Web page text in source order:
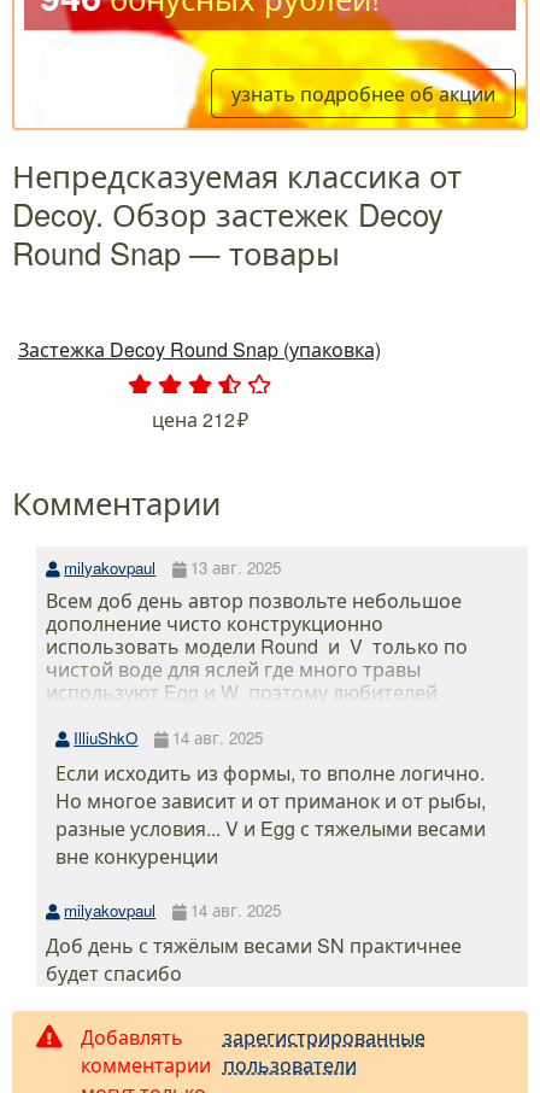
Как и говорил, Decoy Round Snap оставил у меня
целесообразности для себя в размерах #1, 1.5, 2 так и
не увидел, и они мне не смогли заменить V-Snap.
Однако все младшие размеры нашли успешное
Snap и не позволили списать со счетов данные
застёжки, поэтому для этого направления могу их
рекомендовать.
1110 просмотров
Вопрос модератору
За этот обзор автор получил
946бонусных рублей!
узнать подробнее об акции
Непредсказуемая классика от
Decoy. Обзор застежек Decoy
Round Snap — товары
Застежка Decoy Round Snap (упаковка)